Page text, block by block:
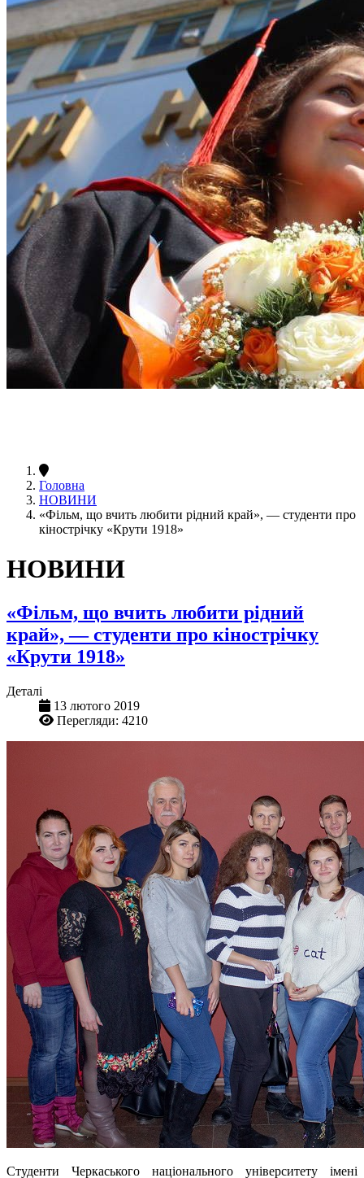
Головна
НОВИНИ
«Фільм, що вчить любити рідний край», — студенти про
кінострічку «Крути 1918»
НОВИНИ
«Фільм, що вчить любити рідний
край», — студенти про кінострічку
«Крути 1918»
Деталі
13 лютого 2019
Перегляди: 4210
Студенти Черкаського національного університету імені